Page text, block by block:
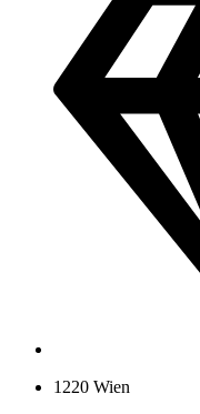
1220 Wien